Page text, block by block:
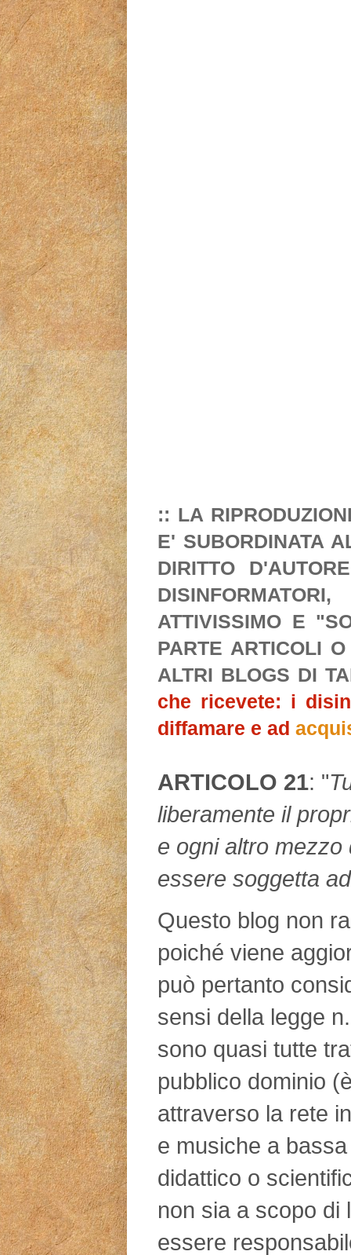
:: LA
E' SUBORDINATA
DIRITTO
ATTIVISSIMO E
PARTE ARTICOLI
ALTRI BLOGS DI
che ricevete: i
diffamare e ad
ARTICOLO 21: "
liberamente il
e ogni altro
essere soggetta
Questo blog non
poiché viene
può pertanto
sensi della legge
sono quasi tutte
pubblico dominio
attraverso la rete
e musiche a
didattico o
non sia a scopo di
essere